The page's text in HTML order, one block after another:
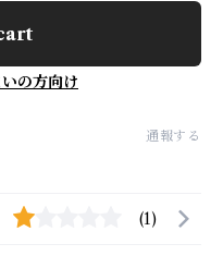
の方向け
通報する
(1)